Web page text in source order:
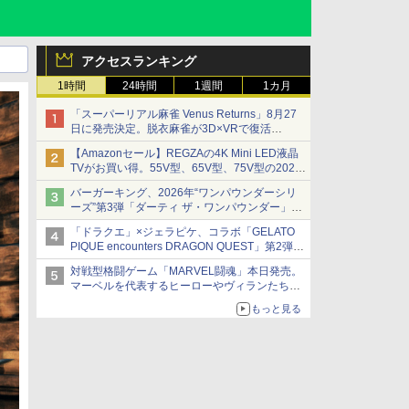
アクセスランキング
1時間 24時間 1週間 1カ月
「スーパーリアル麻雀 Venus Returns」8月27
日に発売決定。脱衣麻雀が3D×VRで復活
発売から2週間は20%オフになるセールが実施
【Amazonセール】REGZAの4K Mini LED液晶
TVがお買い得。55V型、65V型、75V型の2026
年モデルがラインナップ
バーガーキング、2026年“ワンパウンダーシリ
ーズ”第3弾「ダーティ ザ・ワンパウンダー」を
8月7日発売
「特製ガーリックマヨソース」を使用した超大
型チーズバーガー
「ドラクエ」×ジェラピケ、コラボ「GELATO
PIQUE encounters DRAGON QUEST」第2弾が
本日発売
アイスカップに入ったスライムやわたぼう、ベ
ビーサタンなどがオリジナルアートで登場
対戦型格闘ゲーム「MARVEL闘魂」本日発売。
マーベルを代表するヒーローやヴィランたちが
「GUILTY GEAR」などの格ゲーを手掛けるア
もっと見る